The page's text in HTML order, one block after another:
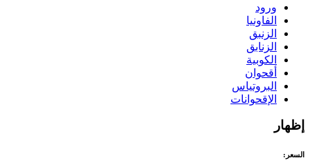
ورود
الفاونيا
الزنبق
الزنابق
الكوبية
أقحوان
البروتياس
الإقحوانات
إظهار
السعر: